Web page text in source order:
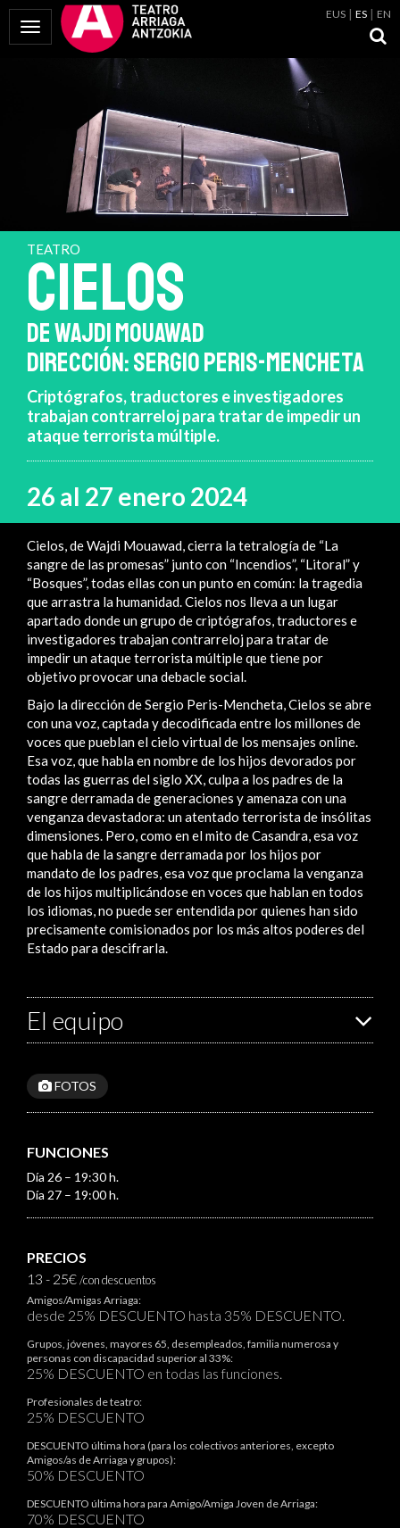
Mostrar Menú
EUS ES EN
TEATRO
CIELOS
DE WAJDI MOUAWAD
DIRECCIÓN: SERGIO PERIS-MENCHETA
Criptógrafos, traductores e investigadores
trabajan contrarreloj para tratar de impedir un
ataque terrorista múltiple.
26 al 27 enero 2024
Cielos, de Wajdi Mouawad, cierra la tetralogía de “La
sangre de las promesas” junto con “Incendios”, “Litoral” y
“Bosques”, todas ellas con un punto en común: la tragedia
que arrastra la humanidad. Cielos nos lleva a un lugar
apartado donde un grupo de criptógrafos, traductores e
investigadores trabajan contrarreloj para tratar de
impedir un ataque terrorista múltiple que tiene por
objetivo provocar una debacle social.
Bajo la dirección de Sergio Peris-Mencheta, Cielos se abre
con una voz, captada y decodificada entre los millones de
voces que pueblan el cielo virtual de los mensajes online.
Esa voz, que habla en nombre de los hijos devorados por
todas las guerras del siglo XX, culpa a los padres de la
sangre derramada de generaciones y amenaza con una
venganza devastadora: un atentado terrorista de insólitas
dimensiones. Pero, como en el mito de Casandra, esa voz
que habla de la sangre derramada por los hijos por
mandato de los padres, esa voz que proclama la venganza
de los hijos multiplicándose en voces que hablan en todos
los idiomas, no puede ser entendida por quienes han sido
precisamente comisionados por los más altos poderes del
Estado para descifrarla.
El equipo
FOTOS
FUNCIONES
Día 26 – 19:30 h.
Día 27 – 19:00 h.
PRECIOS
13 - 25€/con descuentos
Amigos/Amigas Arriaga:
desde 25% DESCUENTO hasta 35% DESCUENTO.
Grupos, jóvenes, mayores 65, desempleados, familia numerosa y
personas con discapacidad superior al 33%:
25% DESCUENTO en todas las funciones.
Profesionales de teatro:
25% DESCUENTO
DESCUENTO última hora (para los colectivos anteriores, excepto
Amigos/as de Arriaga y grupos):
50% DESCUENTO
DESCUENTO última hora para Amigo/Amiga Joven de Arriaga:
70% DESCUENTO